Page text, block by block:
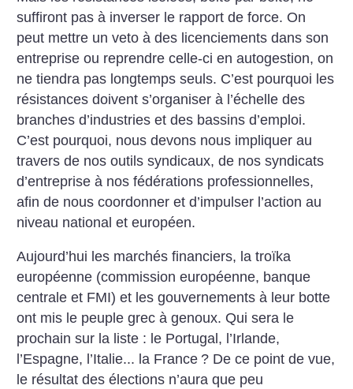
suffiront pas à inverser le rapport de force. On
peut mettre un veto à des licenciements dans son
entreprise ou reprendre celle-ci en autogestion, on
ne tiendra pas longtemps seuls. C’est pourquoi les
résistances doivent s’organiser à l’échelle des
branches d’industries et des bassins d’emploi.
C’est pourquoi, nous devons nous impliquer au
travers de nos outils syndicaux, de nos syndicats
d’entreprise à nos fédérations professionnelles,
afin de nous coordonner et d’impulser l’action au
niveau national et européen.
Aujourd’hui les marchés financiers, la troïka
européenne (commission européenne, banque
centrale et FMI) et les gouvernements à leur botte
ont mis le peuple grec à genoux. Qui sera le
prochain sur la liste : le Portugal, l’Irlande,
l’Espagne, l’Italie... la France ? De ce point de vue,
le résultat des élections n’aura que peu